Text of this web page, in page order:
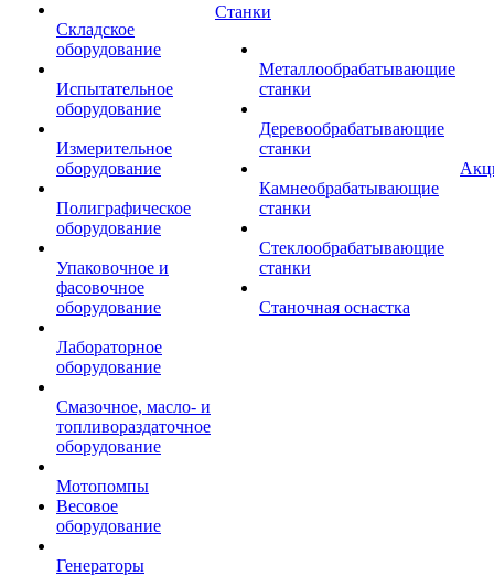
Складское
оборудование
Испытательное
оборудование
Измерительное
оборудование
Полиграфическое
оборудование
Упаковочное и
фасовочное
оборудование
Лабораторное
оборудование
Смазочное, масло- и
топливораздаточное
оборудование
Мотопомпы
Весовое
оборудование
Генераторы
Станки
Металлообрабатывающие
станки
Деревообрабатывающие
станки
Камнеобрабатывающие
станки
Стеклообрабатывающие
станки
Станочная оснастка